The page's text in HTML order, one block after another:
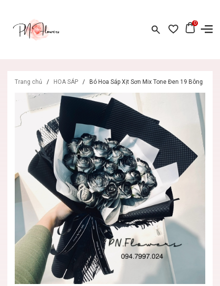
0
Trang chủ / HOA SÁP / Bó Hoa Sáp Xịt Sơn Mix Tone Đen 19 Bông